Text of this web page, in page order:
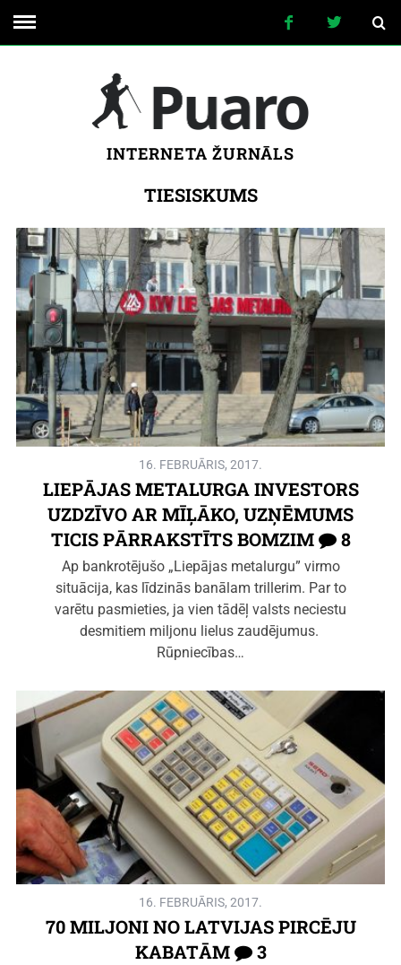
INTERNETA ŽURNĀLS
TIESISKUMS
16. FEBRUĀRIS, 2017.
LIEPĀJAS METALURGA INVESTORS
UZDZĪVO AR MĪĻĀKO, UZŅĒMUMS
TICIS PĀRRAKSTĪTS BOMZIM
8
Ap bankrotējušo „Liepājas metalurgu” virmo
situācija, kas līdzinās banālam trillerim. Par to
varētu pasmieties, ja vien tādēļ valsts neciestu
desmitiem miljonu lielus zaudējumus.
Rūpniecības…
16. FEBRUĀRIS, 2017.
70 MILJONI NO LATVIJAS PIRCĒJU
KABATĀM
3